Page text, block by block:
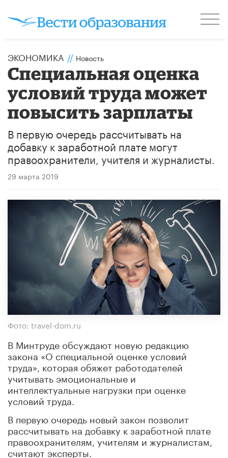
ЭКОНОМИКА // Новость
Специальная оценка
условий труда может
повысить зарплаты
В первую очередь рассчитывать на
добавку к заработной плате могут
правоохранители, учителя и журналисты.
29 марта 2019
Фото: travel-dom.ru
В Минтруде обсуждают новую редакцию
закона «О специальной оценке условий
труда», которая обяжет работодателей
учитывать эмоциональные и
интеллектуальные нагрузки при оценке
условий труда.
В первую очередь новый закон позволит
рассчитывать на добавку к заработной плате
правоохранителям, учителям и журналистам,
считают эксперты.